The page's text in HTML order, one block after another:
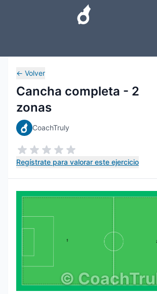
← Volver
Cancha completa - 2
zonas
CoachTruly
Regístrate para valorar este ejercicio
©